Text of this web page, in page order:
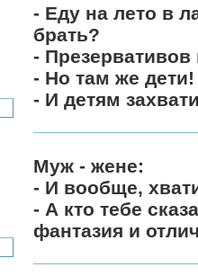
- Еду на лето в
брать?
-
- Но там же дети!
- И детям
Муж - жене:
- И вообще,
- А кто тебе
фантазия и